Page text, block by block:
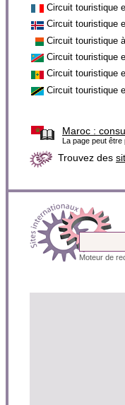
Circuit touristique
Circuit touristique
Circuit touristique
Circuit touristique
Circuit touristique
Circuit touristique
Maroc :
La page peut être
Trouvez des
Moteur de